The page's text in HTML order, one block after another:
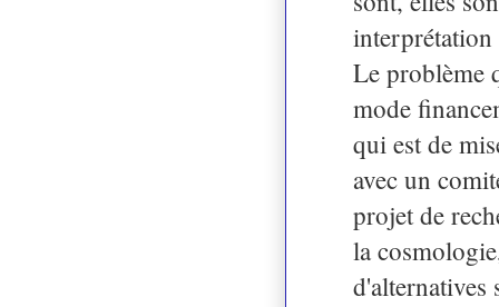
interprétation
Le problème
mode
qui est de
avec un
projet de
la
d'alternatives